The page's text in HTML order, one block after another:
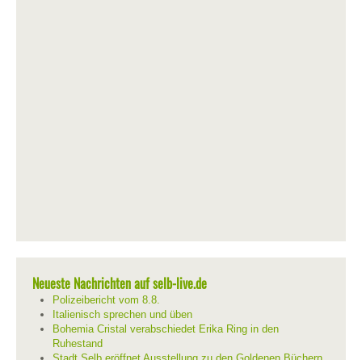
Neueste Nachrichten auf selb-live.de
Polizeibericht vom 8.8.
Italienisch sprechen und üben
Bohemia Cristal verabschiedet Erika Ring in den
Ruhestand